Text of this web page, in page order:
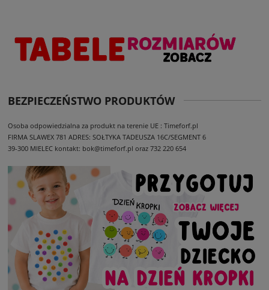
BEZPIECZEŃSTWO PRODUKTÓW
Osoba odpowiedzialna za produkt na terenie UE : Timeforf.pl
FIRMA SLAWEX 781 ADRES: SOŁTYKA TADEUSZA 16C/SEGMENT 6
39-300 MIELEC kontakt: bok@timeforf.pl oraz 732 220 654